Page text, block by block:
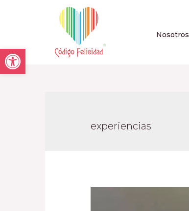
Open toolbar
Nosotros
experiencias